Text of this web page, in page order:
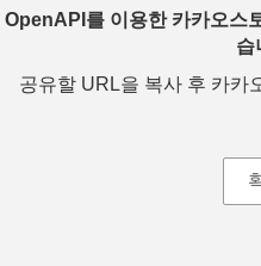
OpenAPI를 이용한 카카오스
습
공유할 URL을 복사 후 카카